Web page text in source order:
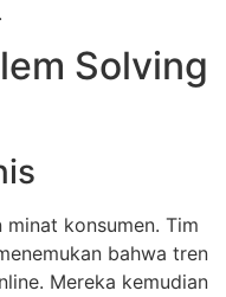
Solving
minat konsumen. Tim
bahwa tren
Mereka kemudian